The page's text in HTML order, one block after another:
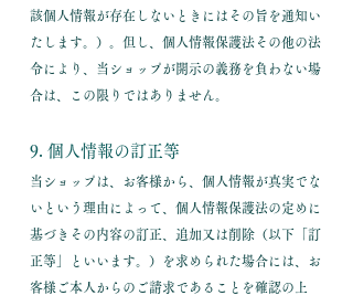
該個人情報が存在しないときにはその旨を通知い
たします。）。但し、個人情報保護法その他の法
令により、当ショップが開示の義務を負わない場
合は、この限りではありません。
9. 個人情報の訂正等
当ショップは、お客様から、個人情報が真実でな
いという理由によって、個人情報保護法の定めに
基づきその内容の訂正、追加又は削除（以下「訂
正等」といいます。）を求められた場合には、お
客様ご本人からのご請求であることを確認の上